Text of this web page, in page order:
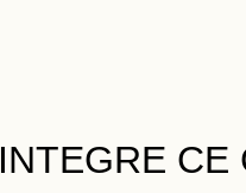
INTEGRE CE